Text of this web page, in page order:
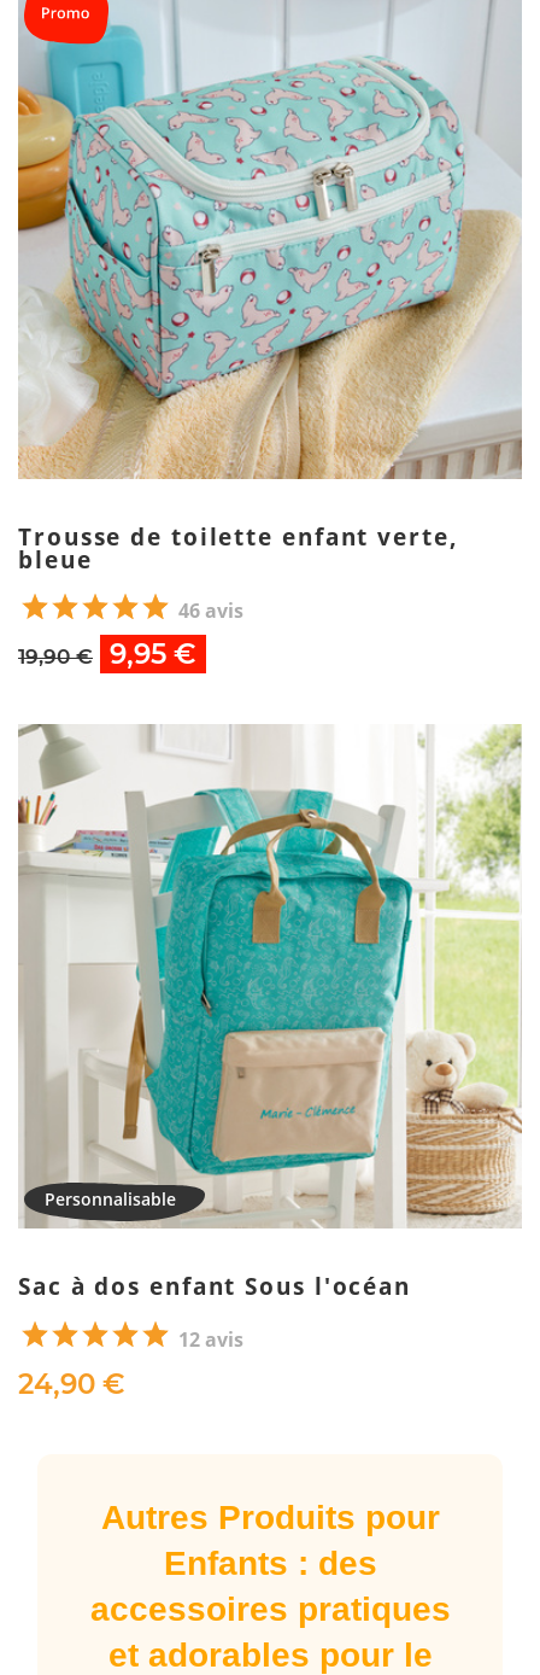
Trousse de toilette enfant verte,
bleue
46 avis
19,90 € 9,95 €
Sac à dos enfant Sous l'océan
12 avis
24,90 €
Autres Produits pour
Enfants : des
accessoires pratiques
et adorables pour le